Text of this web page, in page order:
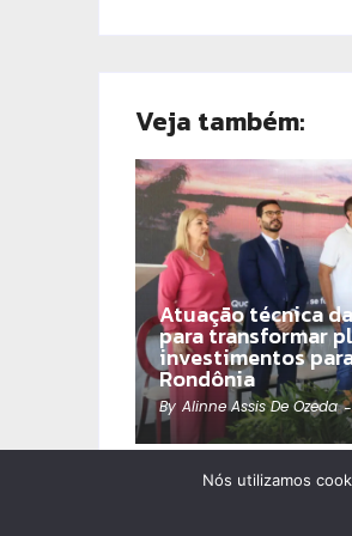
Veja também:
Atuação técnica
para transformar
investimentos
Rondônia
By Alinne Assis De Ozeda -
Nós utilizamos